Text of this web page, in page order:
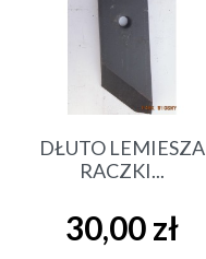
DŁUTO LEMIESZA
RACZKI...
Cena
30,00 zł